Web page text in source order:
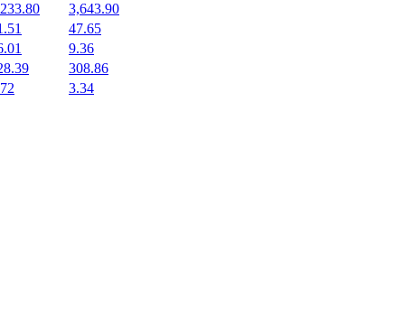
3,643.90
47.65
9.36
308.86
3.34